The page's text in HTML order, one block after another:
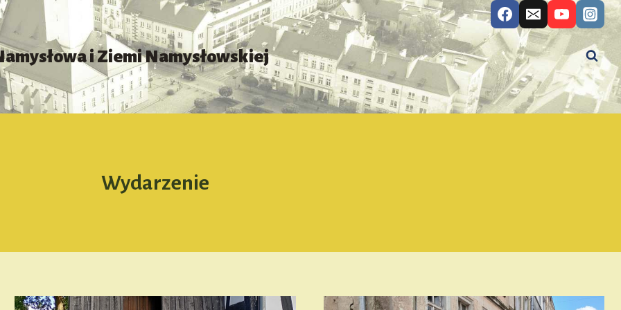
i Ziemi Namysłowskiej
Wydarzenie